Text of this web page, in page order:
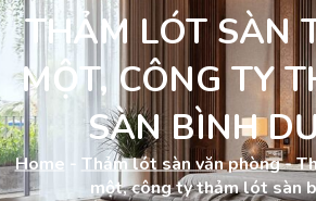
THẢM LÓT SÀN
MỘT, CÔNG TY
SÀN BÌNH
Home - Thảm lót sàn văn phòng-
một, công ty thảm lót sàn